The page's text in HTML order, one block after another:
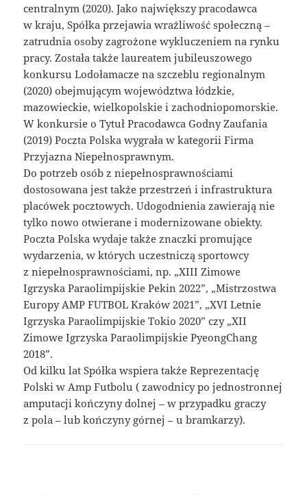
centralnym (2020). Jako największy pracodawca
w kraju, Spółka przejawia wrażliwość społeczną –
zatrudnia osoby zagrożone wykluczeniem na rynku
pracy. Została także laureatem jubileuszowego
konkursu Lodołamacze na szczeblu regionalnym
(2020) obejmującym województwa łódzkie,
mazowieckie, wielkopolskie i zachodniopomorskie.
W konkursie o Tytuł Pracodawca Godny Zaufania
(2019) Poczta Polska wygrała w kategorii Firma
Przyjazna Niepełnosprawnym.
Do potrzeb osób z niepełnosprawnościami
dostosowana jest także przestrzeń i infrastruktura
placówek pocztowych. Udogodnienia zawierają nie
tylko nowo otwierane i modernizowane obiekty.
Poczta Polska wydaje także znaczki promujące
wydarzenia, w których uczestniczą sportowcy
z niepełnosprawnościami, np. „XIII Zimowe
Igrzyska Paraolimpijskie Pekin 2022”, „Mistrzostwa
Europy AMP FUTBOL Kraków 2021”, „XVI Letnie
Igrzyska Paraolimpijskie Tokio 2020” czy „XII
Zimowe Igrzyska Paraolimpijskie PyeongChang
2018”.
Od kilku lat Spółka wspiera także Reprezentację
Polski w Amp Futbolu ( zawodnicy po jednostronnej
amputacji kończyny dolnej – w przypadku graczy
z pola – lub kończyny górnej – u bramkarzy).